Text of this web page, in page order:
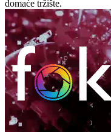
domaće tržište.